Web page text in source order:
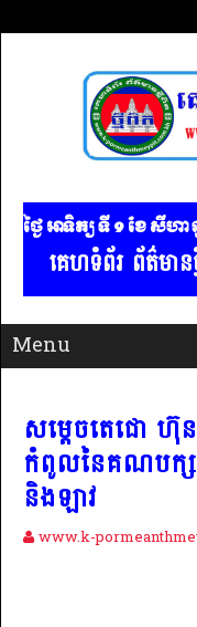
ថ្ងៃ អាទិត្យ ទី 9​ ខែ សីហា
គេហទំព័រ ព័ត៌មា
សម្ដេចតេជោ ហ៊ុ
កំពូលនៃគណបក្ស
និងឡាវ
www.k-